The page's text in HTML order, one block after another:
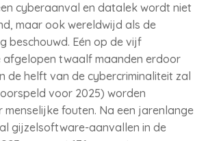
cyberaanval en datalek wordt niet
maar ook wereldwijd als de
beschouwd. Eén op de vijf
afgelopen twaalf maanden erdoor
de helft van de cybercriminaliteit zal
voor 2025) worden
fouten. Na een jarenlange
gijzelsoftware-aanvallen in de